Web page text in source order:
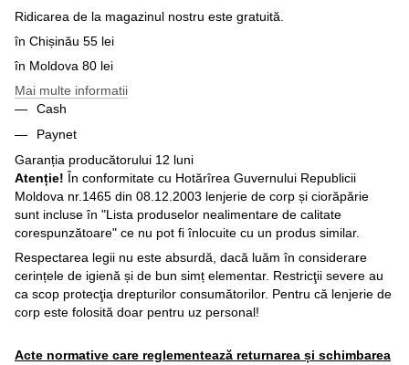
Ridicarea de la magazinul nostru este gratuită.
în Chișinău 55 lei
în Moldova 80 lei
Mai multe informatii
Cash
Paynet
Garanția producătorului 12 luni
Atenție! În conformitate cu Hotărîrea Guvernului Republicii
Moldova nr.1465 din 08.12.2003 lenjerie de corp și ciorăpărie
sunt incluse în "Lista produselor nealimentare de calitate
corespunzătoare" ce nu pot fi înlocuite cu un produs similar.
Respectarea legii nu este absurdă, dacă luăm în considerare
cerințele de igienă și de bun simț elementar. Restricţii severe au
ca scop protecţia drepturilor consumătorilor. Pentru că lenjerie de
corp este folosită doar pentru uz personal!
Acte normative care reglementează returnarea și schimbarea